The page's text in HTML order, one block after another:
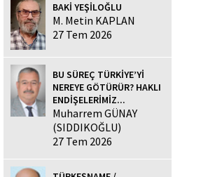
BAKİ YEŞİLOĞLU
M. Metin KAPLAN
27 Tem 2026
BU SÜREÇ TÜRKİYE’Yİ
NEREYE GÖTÜRÜR? HAKLI
ENDİŞELERİMİZ...
Muharrem GÜNAY
(SIDDIKOĞLU)
27 Tem 2026